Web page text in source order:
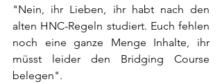
"Nein, ihr Lieben, ihr habt nach den
alten HNC-Regeln studiert. Euch fehlen
noch eine ganze Menge Inhalte, ihr
müsst leider den Bridging Course
belegen".